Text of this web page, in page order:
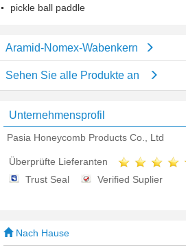
pickle ball paddle
Aramid-Nomex-Wabenkern
Sehen Sie alle Produkte an
Unternehmensprofil
Pasia Honeycomb Products Co., Ltd
Überprüfte Lieferanten
Trust Seal
Verified Suplier
Nach Hause